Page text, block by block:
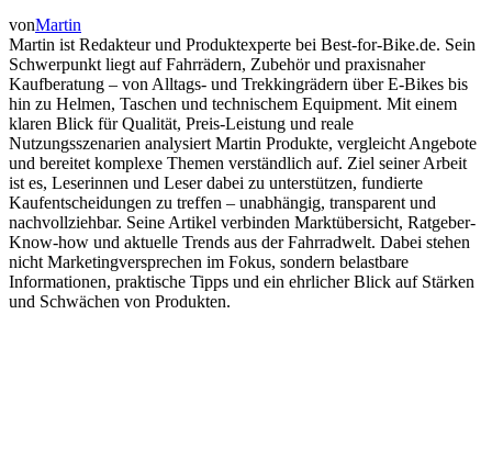
vonMartin
Martin ist Redakteur und Produktexperte bei Best-for-Bike.de. Sein
Schwerpunkt liegt auf Fahrrädern, Zubehör und praxisnaher
Kaufberatung – von Alltags- und Trekkingrädern über E-Bikes bis
hin zu Helmen, Taschen und technischem Equipment. Mit einem
klaren Blick für Qualität, Preis-Leistung und reale
Nutzungsszenarien analysiert Martin Produkte, vergleicht Angebote
und bereitet komplexe Themen verständlich auf. Ziel seiner Arbeit
ist es, Leserinnen und Leser dabei zu unterstützen, fundierte
Kaufentscheidungen zu treffen – unabhängig, transparent und
nachvollziehbar. Seine Artikel verbinden Marktübersicht, Ratgeber-
Know-how und aktuelle Trends aus der Fahrradwelt. Dabei stehen
nicht Marketingversprechen im Fokus, sondern belastbare
Informationen, praktische Tipps und ein ehrlicher Blick auf Stärken
und Schwächen von Produkten.